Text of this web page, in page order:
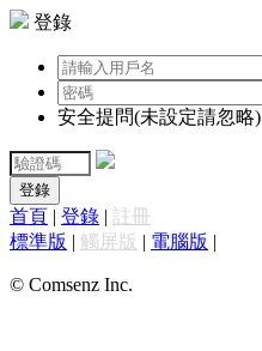
登錄
安全提問(未設定請忽略)
登錄
首頁 | 登錄 | 註冊
標準版 | 觸屏版 | 電腦版 |
© Comsenz Inc.